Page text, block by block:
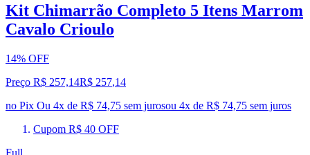
Kit Chimarrão Completo 5 Itens Marrom
Cavalo Crioulo
14% OFF
Preço R$ 257,14R$ 257,14
no Pix Ou 4x de R$ 74,75 sem jurosou 4x de R$ 74,75 sem juros
Cupom R$ 40 OFF
Full